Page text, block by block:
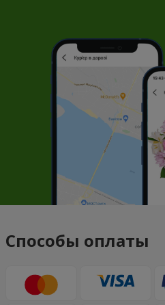
Способы оплаты